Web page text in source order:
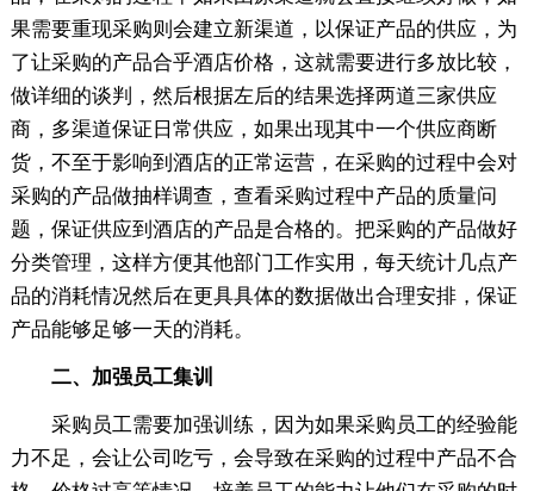
果需要重现采购则会建立新渠道，以保证产品的供应，为
了让采购的产品合乎酒店价格，这就需要进行多放比较，
做详细的谈判，然后根据左后的结果选择两道三家供应
商，多渠道保证日常供应，如果出现其中一个供应商断
货，不至于影响到酒店的正常运营，在采购的过程中会对
采购的产品做抽样调查，查看采购过程中产品的质量问
题，保证供应到酒店的产品是合格的。把采购的产品做好
分类管理，这样方便其他部门工作实用，每天统计几点产
品的消耗情况然后在更具具体的数据做出合理安排，保证
产品能够足够一天的消耗。
二、加强员工集训
采购员工需要加强训练，因为如果采购员工的经验能
力不足，会让公司吃亏，会导致在采购的过程中产品不合